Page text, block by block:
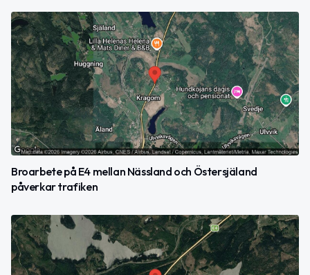
Broarbete på E4 mellan Nässland och Östersjäland
påverkar trafiken